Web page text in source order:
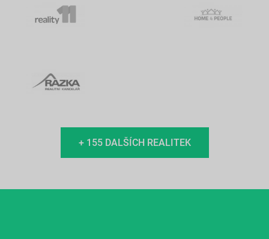
+ 155 DALŠÍCH REALITEK